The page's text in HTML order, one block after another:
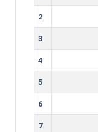
2
3
4
5
6
7